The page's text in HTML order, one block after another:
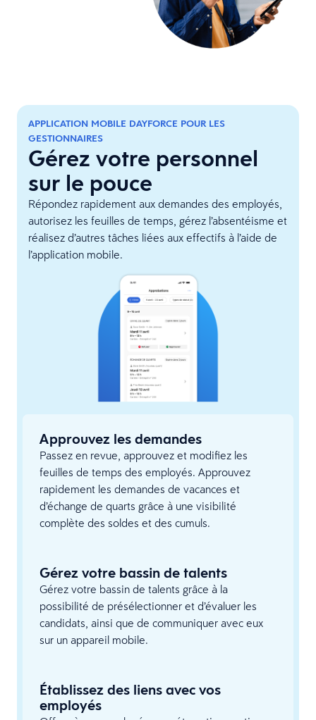
APPLICATION MOBILE DAYFORCE POUR LES
GESTIONNAIRES
Gérez votre personnel
sur le pouce
Répondez rapidement aux demandes des employés,
autorisez les feuilles de temps, gérez l’absentéisme et
réalisez d’autres tâches liées aux effectifs à l’aide de
l’application mobile.
Approuvez les demandes
Passez en revue, approuvez et modifiez les
feuilles de temps des employés. Approuvez
rapidement les demandes de vacances et
d’échange de quarts grâce à une visibilité
complète des soldes et des cumuls.
Gérez votre bassin de talents
Gérez votre bassin de talents grâce à la
possibilité de présélectionner et d’évaluer les
candidats, ainsi que de communiquer avec eux
sur un appareil mobile.
Établissez des liens avec vos
employés